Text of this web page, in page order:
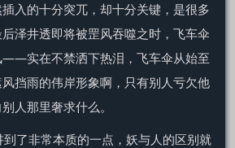
入的十分突兀，却十分关键，是很多
泽井透即将被罡风吞噬之时，飞车伞
——实在不禁洒下热泪，飞车伞从始至
挡雨的伟岸形象啊，只有别人亏欠他
人那里奢求什么。
了非常本质的一点，妖与人的区别就